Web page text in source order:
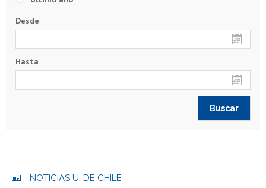
Desde
Hasta
NOTICIAS U. DE CHILE